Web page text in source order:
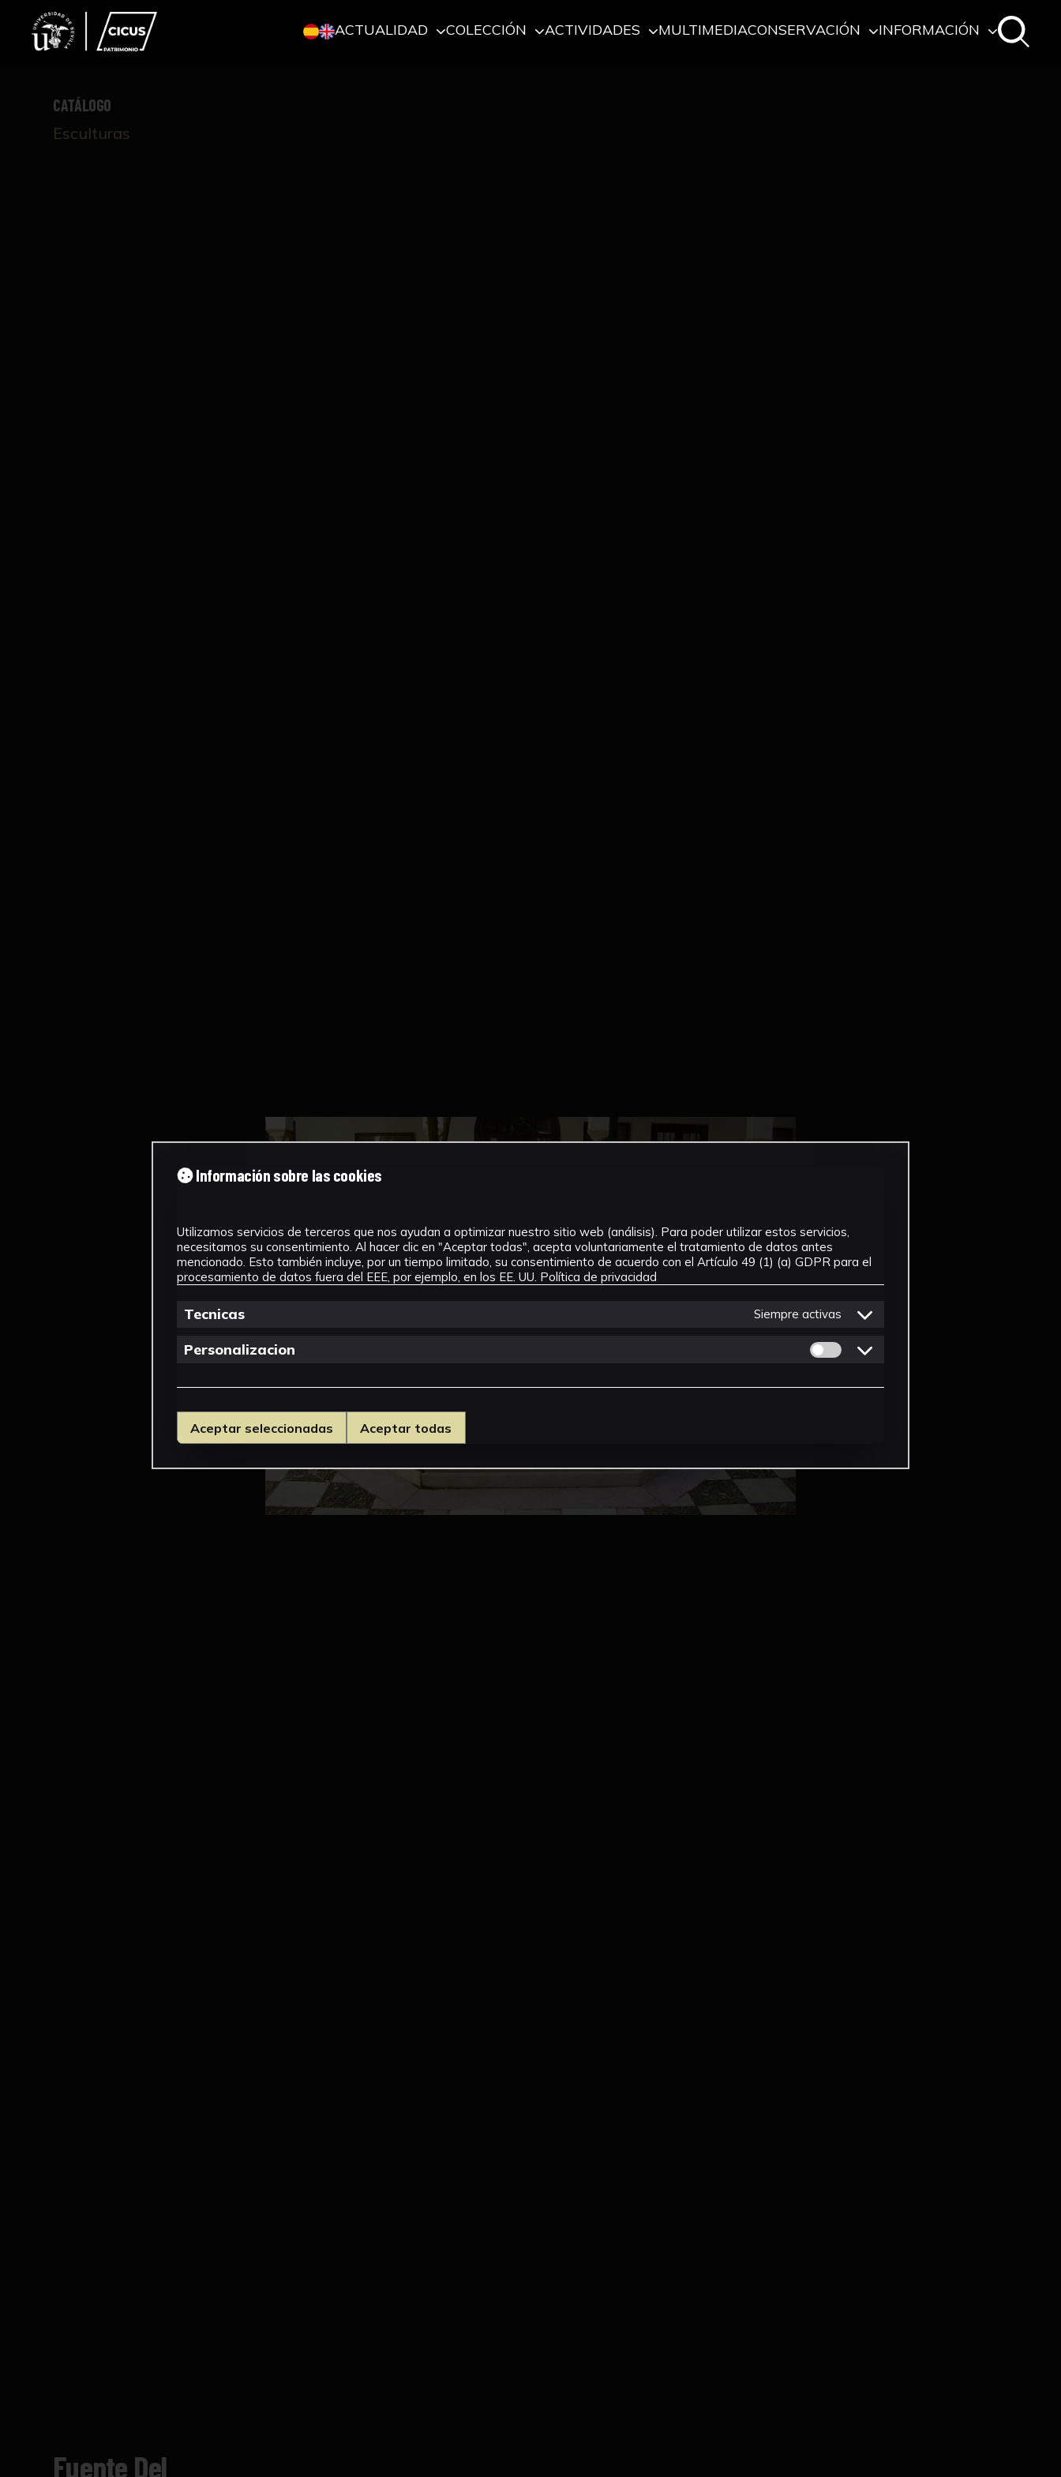
ACTUALIDAD COLECCIÓN ACTIVIDADES MULTIMEDIACONSERVACIÓN INFORMACIÓN
CATÁLOGO
Esculturas
Fuente Del
Información sobre las cookies
Utilizamos servicios de terceros que nos ayudan a optimizar nuestro sitio web (análisis). Para poder utilizar estos servicios,
necesitamos su consentimiento. Al hacer clic en "Aceptar todas", acepta voluntariamente el tratamiento de datos antes
mencionado. Esto también incluye, por un tiempo limitado, su consentimiento de acuerdo con el Artículo 49 (1) (a) GDPR para el
procesamiento de datos fuera del EEE, por ejemplo, en los EE. UU. Política de privacidad
Tecnicas Siempre activas
Personalizacion Permitir cookies de Personalizacion
Aceptar seleccionadas Aceptar todas